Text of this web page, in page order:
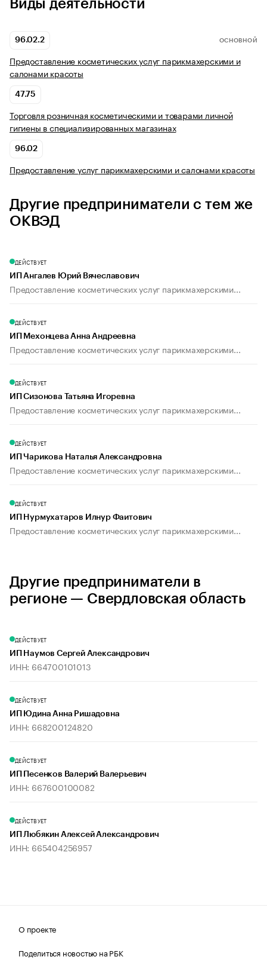
Виды деятельности
96.02.2 ОСНОВНОЙ
Предоставление косметических услуг парикмахерскими и
салонами красоты
47.75
Торговля розничная косметическими и товарами личной
гигиены в специализированных магазинах
96.02
Предоставление услуг парикмахерскими и салонами красоты
Другие предприниматели с тем же
ОКВЭД
ДЕЙСТВУЕТ
ИП Ангалев Юрий Вячеславович
Предоставление косметических услуг парикмахерскими...
ДЕЙСТВУЕТ
ИП Мехонцева Анна Андреевна
Предоставление косметических услуг парикмахерскими...
ДЕЙСТВУЕТ
ИП Сизонова Татьяна Игоревна
Предоставление косметических услуг парикмахерскими...
ДЕЙСТВУЕТ
ИП Чарикова Наталья Александровна
Предоставление косметических услуг парикмахерскими...
ДЕЙСТВУЕТ
ИП Нурмухатаров Илнур Фаитович
Предоставление косметических услуг парикмахерскими...
Другие предприниматели в
регионе — Свердловская область
ДЕЙСТВУЕТ
ИП Наумов Сергей Александрович
ИНН: 664700101013
ДЕЙСТВУЕТ
ИП Юдина Анна Ришадовна
ИНН: 668200124820
ДЕЙСТВУЕТ
ИП Песенков Валерий Валерьевич
ИНН: 667600100082
ДЕЙСТВУЕТ
ИП Любякин Алексей Александрович
ИНН: 665404256957
О проекте
Поделиться новостью на РБК